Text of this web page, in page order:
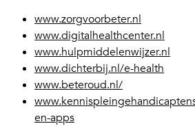
www.zorgvoorbeter.nl
www.digitalhealthcenter.nl
www.hulpmiddelenwijzer.nl
www.dichterbij.nl/e-health
www.beteroud.nl/
en-apps